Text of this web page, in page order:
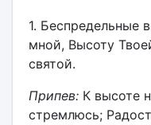
1. Беспредельные
мной, Высоту
святой.
Припев:К высоте
стремлюсь;